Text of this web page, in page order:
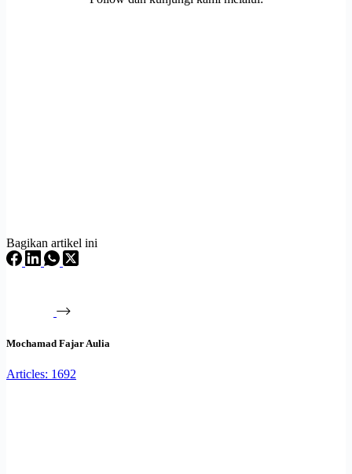
Bagikan artikel ini
Mochamad Fajar Aulia
Articles: 1692